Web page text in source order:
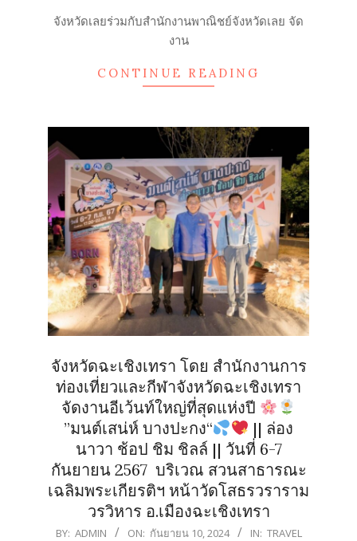
12
จังหวัดเลยร่วมกับสำนักงานพาณิชย์จังหวัดเลย จัด
งาน
CONTINUE READING
จังหวัดฉะเชิงเทรา โดย สำนักงานการ
ท่องเที่ยวและกีฬาจังหวัดฉะเชิงเทรา
จัดงานอีเว้นท์ใหญ่ที่สุดแห่งปี
”มนต์เสน่ห์ บางปะกง“
|| ล่อง
นาวา ช้อป ชิม ชิลล์ || วันที่ 6-7
กันยายน 2567 บริเวณ สวนสาธารณะ
เฉลิมพระเกียรติฯ หน้าวัดโสธรวราราม
วรวิหาร อ.เมืองฉะเชิงเทรา
2024-
BY: ADMIN ON: กันยายน 10, 2024 IN: TRAVEL